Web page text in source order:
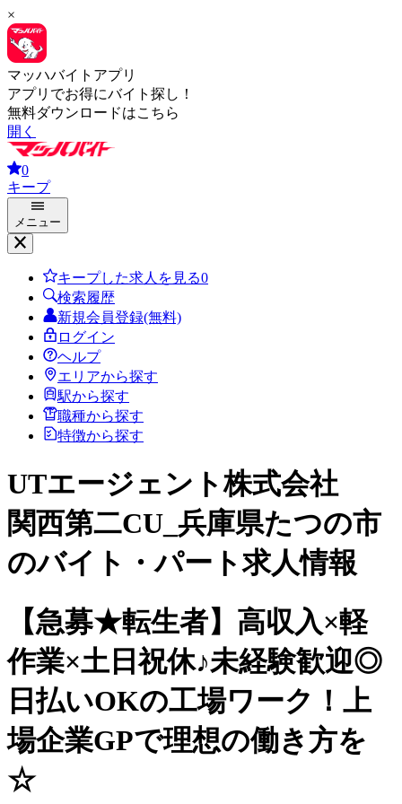
×
マッハバイトアプリ
アプリでお得にバイト探し！
無料ダウンロードはこちら
開く
0
キープ
メニュー
キープした求人を見る0
検索履歴
新規会員登録(無料)
ログイン
ヘルプ
エリアから探す
駅から探す
職種から探す
特徴から探す
UTエージェント株式会社
関西第二CU_兵庫県たつの市
のバイト・パート求人情報
【急募★転生者】高収入×軽
作業×土日祝休♪未経験歓迎◎
日払いOKの工場ワーク！上
場企業GPで理想の働き方を
☆